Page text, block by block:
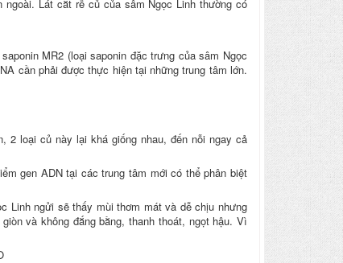
Lát cắt rễ củ của sâm Ngọc Linh thường có
MR2 (loại saponin đặc trưng của sâm Ngọc
cần phải được thực hiện tại những trung tâm lớn.
2 loại củ này lại khá giống nhau, đến nỗi ngay cả
gen ADN tại các trung tâm mới có thể phân biệt
Linh ngửi sẽ thấy mùi thơm mát và dễ chịu nhưng
và không đắng bằng, thanh thoát, ngọt hậu. Vì